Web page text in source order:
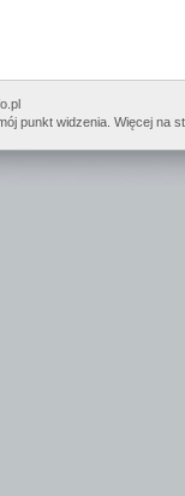
punkt widzenia. Więcej na